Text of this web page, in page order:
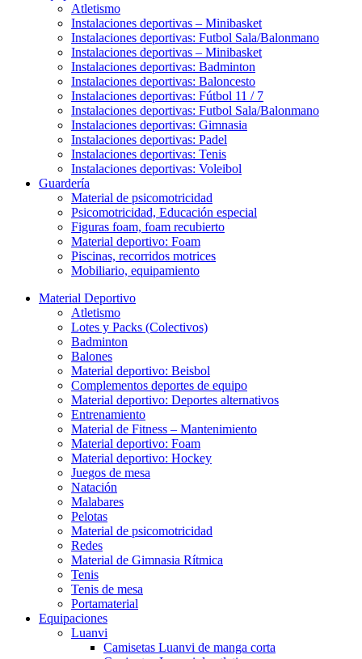
Atletismo
Instalaciones deportivas – Minibasket
Instalaciones deportivas: Futbol Sala/Balonmano
Instalaciones deportivas – Minibasket
Instalaciones deportivas: Badminton
Instalaciones deportivas: Baloncesto
Instalaciones deportivas: Fútbol 11 / 7
Instalaciones deportivas: Futbol Sala/Balonmano
Instalaciones deportivas: Gimnasia
Instalaciones deportivas: Padel
Instalaciones deportivas: Tenis
Instalaciones deportivas: Voleibol
Guardería
Material de psicomotricidad
Psicomotricidad, Educación especial
Figuras foam, foam recubierto
Material deportivo: Foam
Piscinas, recorridos motrices
Mobiliario, equipamiento
Material Deportivo
Atletismo
Lotes y Packs (Colectivos)
Badminton
Balones
Material deportivo: Beisbol
Complementos deportes de equipo
Material deportivo: Deportes alternativos
Entrenamiento
Material de Fitness – Mantenimiento
Material deportivo: Foam
Material deportivo: Hockey
Juegos de mesa
Natación
Malabares
Pelotas
Material de psicomotricidad
Redes
Material de Gimnasia Rítmica
Tenis
Tenis de mesa
Portamaterial
Equipaciones
Luanvi
Camisetas Luanvi de manga corta